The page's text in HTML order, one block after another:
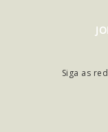
Siga as